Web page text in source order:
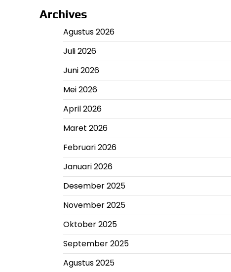
Archives
Agustus 2026
Juli 2026
Juni 2026
Mei 2026
April 2026
Maret 2026
Februari 2026
Januari 2026
Desember 2025
November 2025
Oktober 2025
September 2025
Agustus 2025